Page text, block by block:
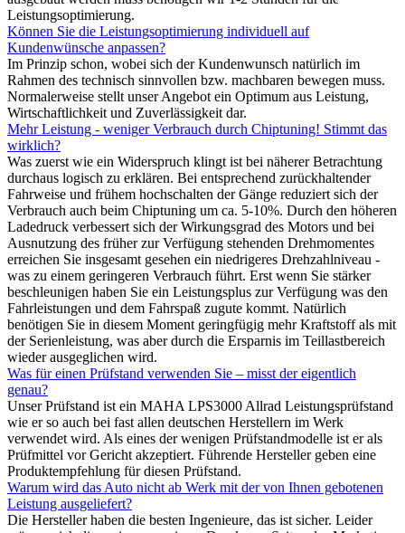
Leistungsoptimierung.
Können Sie die Leistungsoptimierung individuell auf
Kundenwünsche anpassen?
Im Prinzip schon, wobei sich der Kundenwunsch natürlich im
Rahmen des technisch sinnvollen bzw. machbaren bewegen muss.
Normalerweise stellt unser Angebot ein Optimum aus Leistung,
Wirtschaftlichkeit und Zuverlässigkeit dar.
Mehr Leistung - weniger Verbrauch durch Chiptuning! Stimmt das
wirklich?
Was zuerst wie ein Widerspruch klingt ist bei näherer Betrachtung
durchaus logisch zu erklären. Bei entsprechend zurückhaltender
Fahrweise und frühem hochschalten der Gänge reduziert sich der
Verbrauch auch beim Chiptuning um ca. 5-10%. Durch den höheren
Ladedruck verbessert sich der Wirkungsgrad des Motors und bei
Ausnutzung des früher zur Verfügung stehenden Drehmomentes
erreichen Sie insgesamt gesehen ein niedrigeres Drehzahlniveau -
was zu einem geringeren Verbrauch führt. Erst wenn Sie stärker
beschleunigen haben Sie ein Leistungsplus zur Verfügung was den
Fahrleistungen und dem Fahrspaß zugute kommt. Natürlich
benötigen Sie in diesem Moment geringfügig mehr Kraftstoff als mit
der Serienleistung, was aber durch die Ersparnis im Teillastbereich
wieder ausgeglichen wird.
Was für einen Prüfstand verwenden Sie – misst der eigentlich
genau?
Unser Prüfstand ist ein MAHA LPS3000 Allrad Leistungsprüfstand
wie er so auch bei fast allen deutschen Herstellern im Werk
verwendet wird. Als eines der wenigen Prüfstandmodelle ist er als
Prüfmittel vor Gericht akzeptiert. Führende Hersteller geben eine
Produktempfehlung für diesen Prüfstand.
Warum wird das Auto nicht ab Werk mit der von Ihnen gebotenen
Leistung ausgeliefert?
Die Hersteller haben die besten Ingenieure, das ist sicher. Leider